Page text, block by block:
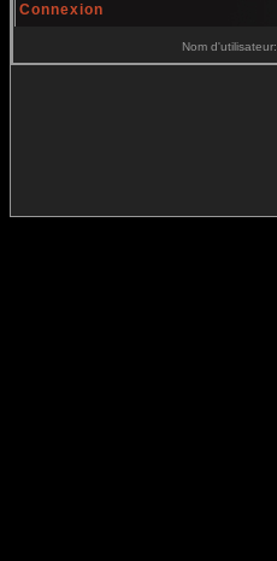
Connexion
Nom d'utilisateur: